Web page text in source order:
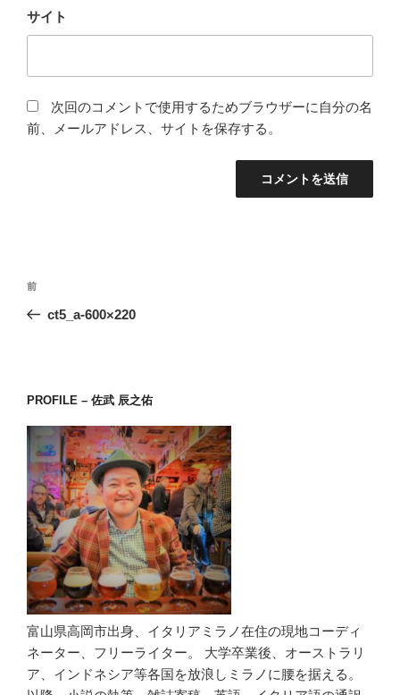
サイト
次回のコメントで使用するためブラウザーに自分の名
前、メールアドレス、サイトを保存する。
投
ナ
ー
シ
ョ
ン
前
の
前
ct5_a-600×220
PROFILE – 佐武 辰之佑
富山県高岡市出身、イタリアミラノ在住の現地コーディ
ネーター、フリーライター。 大学卒業後、オーストラリ
ア、インドネシア等各国を放浪しミラノに腰を据える。